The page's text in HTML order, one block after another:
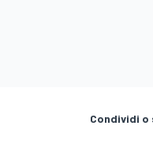
Condividi